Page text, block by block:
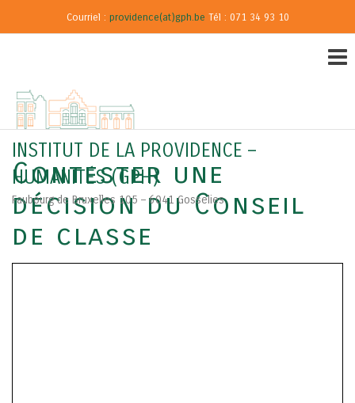
Courriel : providence(at)gph.be Tél : 071 34 93 10
INSTITUT DE LA PROVIDENCE –
HUMANITÉS (GPH)
Faubourg de Bruxelles 105 – 6041 Gosselies
Contester une
décision du Conseil
de classe